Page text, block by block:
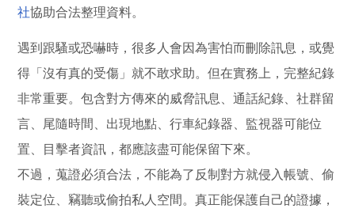
社協助合法整理資料。
遇到跟騷或恐嚇時，很多人會因為害怕而刪除訊息，或覺
得「沒有真的受傷」就不敢求助。但在實務上，完整紀錄
非常重要。包含對方傳來的威脅訊息、通話紀錄、社群留
言、尾隨時間、出現地點、行車紀錄器、監視器可能位
置、目擊者資訊，都應該盡可能保留下來。
不過，蒐證必須合法，不能為了反制對方就侵入帳號、偷
裝定位、竊聽或偷拍私人空間。真正能保護自己的證據，